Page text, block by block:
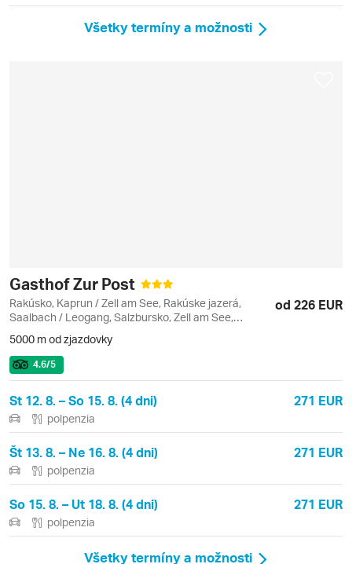
Všetky termíny a možnosti
Gasthof Zur Post
Rakúsko, Kaprun / Zell am See, Rakúske jazerá,
Saalbach / Leogang, Salzbursko, Zell am See,
od 226 EUR
5000 m od zjazdovky
4.6/5
St 12. 8. – So 15. 8. (4 dni) 271 EUR
polpenzia
Št 13. 8. – Ne 16. 8. (4 dni) 271 EUR
polpenzia
So 15. 8. – Ut 18. 8. (4 dni) 271 EUR
polpenzia
Všetky termíny a možnosti